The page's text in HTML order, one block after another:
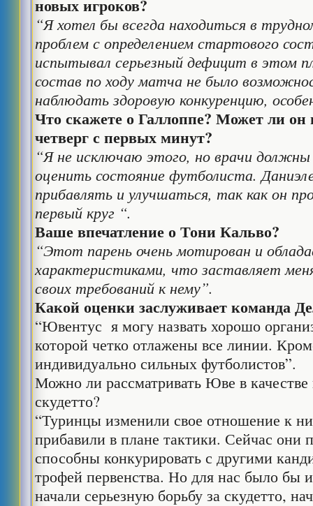
новых игроков?
“Я хотел бы всегда находиться в
проблем с определением стартового
испытывал серьезный дефицит в этом
состав по ходу матча не было
наблюдать здоровую конкуренцию,
Что скажете о Галлоппе? Может ли он
четверг с первых минут?
“Я не исключаю этого, но врачи
оценить состояние футболиста.
прибавлять и улучшаться, так как он
первый круг “.
Ваше впечатление о Тони Кальво?
“Этот парень очень мотирован и
характеристиками, что заставляет
своих требований к нему”.
Какой оценки заслуживает команда
“Ювентус я могу назвать хорошо
которой четко отлажены все линии.
индивидуально сильных футболистов”.
Можно ли рассматривать Юве в качестве
скудетто?
“Туринцы изменили свое отношение к
прибавили в плане тактики. Сейчас они
способны конкурировать с другими
трофей первенства. Но для нас было бы
начали серьезную борьбу за скудетто,